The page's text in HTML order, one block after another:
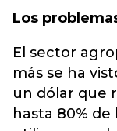
Los
El sector
más se ha
un dólar que
hasta 80%